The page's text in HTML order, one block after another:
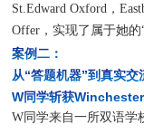
St.Edward Oxford，
Offer，实现了属于她的
案例二：
从“答题机器”到真实交
W同学斩获
W同学来自一所双语学